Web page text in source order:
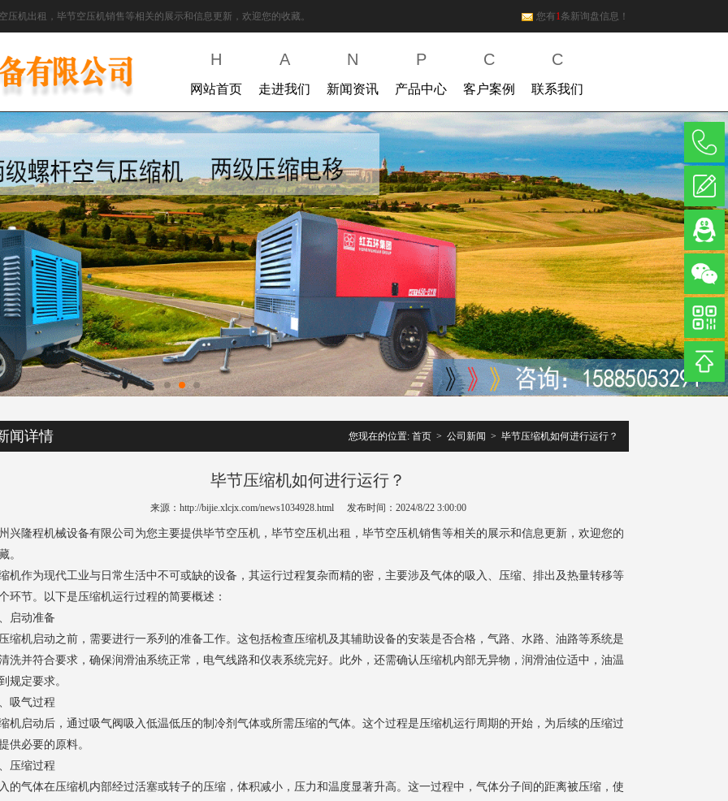
压机出租，毕节空压机销售等相关的展示和信息更新，欢迎您的收藏。 您有1条新询盘信息！
H
网站首页
A
走进我们
N
新闻资讯
P
产品中心
C
客户案例
C
联系我们
闻详情 您现在的位置: 首页 > 公司新闻 > 毕节压缩机如何进行运行？
毕节压缩机如何进行运行？
来源：http://bijie.xlcjx.com/news1034928.html 发布时间：2024/8/22 3:00:00
兴隆程机械设备有限公司为您主要提供毕节空压机 ，毕节空压机出租，毕节空压机销售等相关的展示和信息更新，欢迎您的
。
机作为现代工业与日常生活中不可或缺的设备，其运行过程复杂而精的密，主要涉及气体的吸入、压缩、排出及热量转移等
环节。以下是压缩机运行过程的简要概述：
启动准备
缩机启动之前，需要进行一系列的准备工作。这包括检查压缩机及其辅助设备的安装是否合格，气路、水路、油路等系统是
洗并符合要求，确保润滑油系统正常，电气线路和仪表系统完好。此外，还需确认压缩机内部无异物，润滑油位适中，油温
规定要求。
吸气过程
机启动后，通过吸气阀吸入低温低压的制冷剂气体或所需压缩的气体。这个过程是压缩机运行周期的开始，为后续的压缩过
供必要的原料。
压缩过程
的气体在压缩机内部经过活塞或转子的压缩，体积减小，压力和温度显著升高。这一过程中，气体分子间的距离被压缩，使